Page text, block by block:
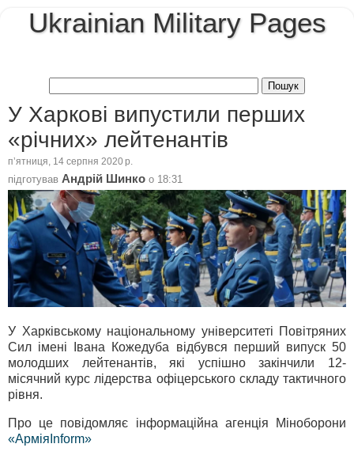
Ukrainian Military Pages
У Харкові випустили перших
«річних» лейтенантів
пʼятниця, 14 серпня 2020 р.
підготував Андрій Шинко о 18:31
У Харківському національному університеті Повітряних
Сил імені Івана Кожедуба відбувся перший випуск 50
молодших лейтенантів, які успішно закінчили 12-
місячний курс лідерства офіцерського складу тактичного
рівня.
Про це повідомляє інформаційна агенція Міноборони
«АрміяInform»